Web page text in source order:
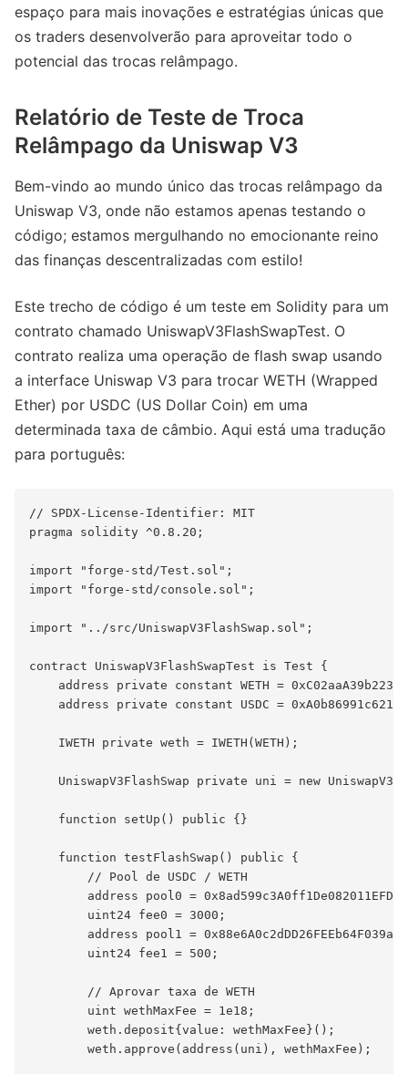
espaço para mais inovações e estratégias únicas que
os traders desenvolverão para aproveitar todo o
potencial das trocas relâmpago.
Relatório de Teste de Troca
Relâmpago da Uniswap V3
Bem-vindo ao mundo único das trocas relâmpago da
Uniswap V3, onde não estamos apenas testando o
código; estamos mergulhando no emocionante reino
das finanças descentralizadas com estilo!
Este trecho de código é um teste em Solidity para um
contrato chamado UniswapV3FlashSwapTest. O
contrato realiza uma operação de flash swap usando
a interface Uniswap V3 para trocar WETH (Wrapped
Ether) por USDC (US Dollar Coin) em uma
determinada taxa de câmbio. Aqui está uma tradução
para português:
// SPDX-License-Identifier: MIT
pragma solidity ^0.8.20;
import "forge-std/Test.sol";
import "forge-std/console.sol";
import "../src/UniswapV3FlashSwap.sol";
contract UniswapV3FlashSwapTest is Test {
address private constant WETH =
address private constant USDC =
    IWETH private weth = IWETH(WETH);
UniswapV3FlashSwap private uni = new
    function setUp() public {}
    function testFlashSwap() public {
        // Pool de USDC / WETH
address pool0 =
        uint24 fee0 = 3000;
address pool1 =
        uint24 fee1 = 500;
        // Aprovar taxa de WETH
        uint wethMaxFee = 1e18;
        weth.deposit{value: wethMaxFee}();
        weth.approve(address(uni), wethMaxFee);